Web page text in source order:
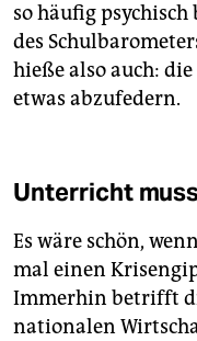
so häufig psychisch
des
hieße also auch:
etwas abzufedern.
Unterricht
Es wäre schön,
mal einen
Immerhin betrifft
nationalen